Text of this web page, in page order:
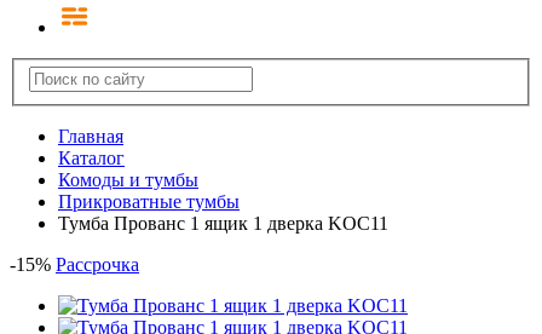
Главная
Каталог
Комоды и тумбы
Прикроватные тумбы
Тумба Прованс 1 ящик 1 дверка KOC11
-15% Рассрочка